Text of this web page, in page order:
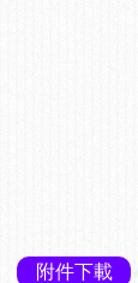
附件下載